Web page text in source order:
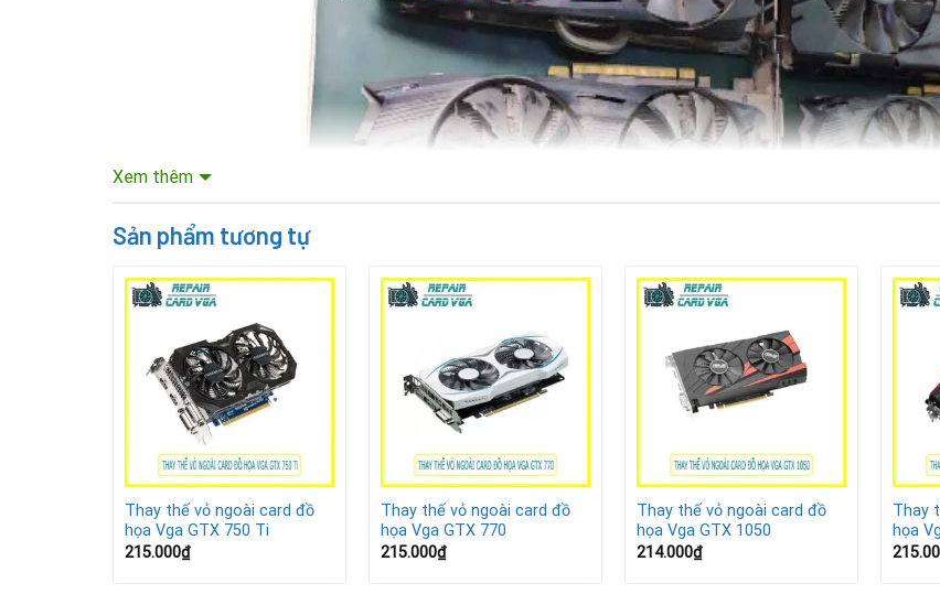
Mục lục nội dung
GTX 760 là một trong những dòng card đồ họa tầm trung nổi bật của NVIDIA, từng được nhiều game thủ và
cho các tựa game online và công việc dựng hình cơ bản. Tuy nhiên, sau nhiều năm sử dụng, vỏ ngoài của
Xem thêm
Sản phẩm tương tự
Thay thế vỏ ngoài card đồ
họa Vga GTX 750 Ti
215.000₫
Thay thế vỏ ngoài card đồ
họa Vga GTX 770
215.000₫
Thay thế vỏ ngoài card đồ
họa Vga GTX 1050
214.000₫
Thay
họa